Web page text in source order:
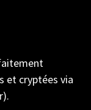
et cryptées via